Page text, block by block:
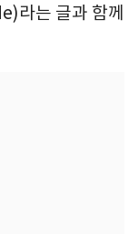
는 글과 함께